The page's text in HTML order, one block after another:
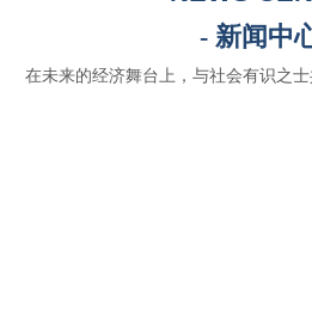
- 新闻中
在未来的经济舞台上，与社会有识之